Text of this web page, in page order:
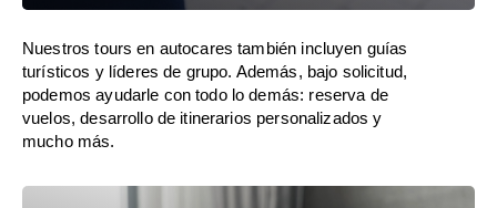
Nuestros tours en autocares también incluyen guías
turísticos y líderes de grupo. Además, bajo solicitud,
podemos ayudarle con todo lo demás: reserva de
vuelos, desarrollo de itinerarios personalizados y
mucho más.